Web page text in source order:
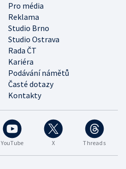
YouTube X Threads
Pro média
Reklama
Studio Brno
Studio Ostrava
Rada ČT
Kariéra
Podávání námětů
Časté dotazy
Kontakty